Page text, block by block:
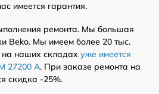
имеется гарантия.
ремонта. Мы большая
Beko. Мы имеем более 20 тыс.
на наших складах уже имеется
27200 A. При заказе ремонта на
скидка -25%.